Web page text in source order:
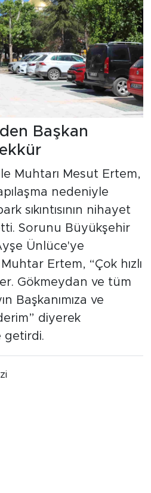
Başkan
Muhtarı Mesut Ertem,
nedeniyle
sıkıntısının nihayet
Sorunu Büyükşehir
Ünlüce'ye
Ertem, “Çok hızlı
Gökmeydan ve tüm
Başkanımıza ve
diyerek
getirdi.